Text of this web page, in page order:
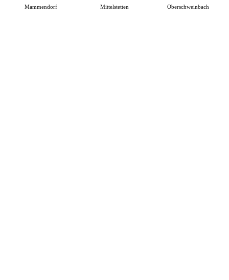
Mammendorf Mittelstetten Oberschweinbach